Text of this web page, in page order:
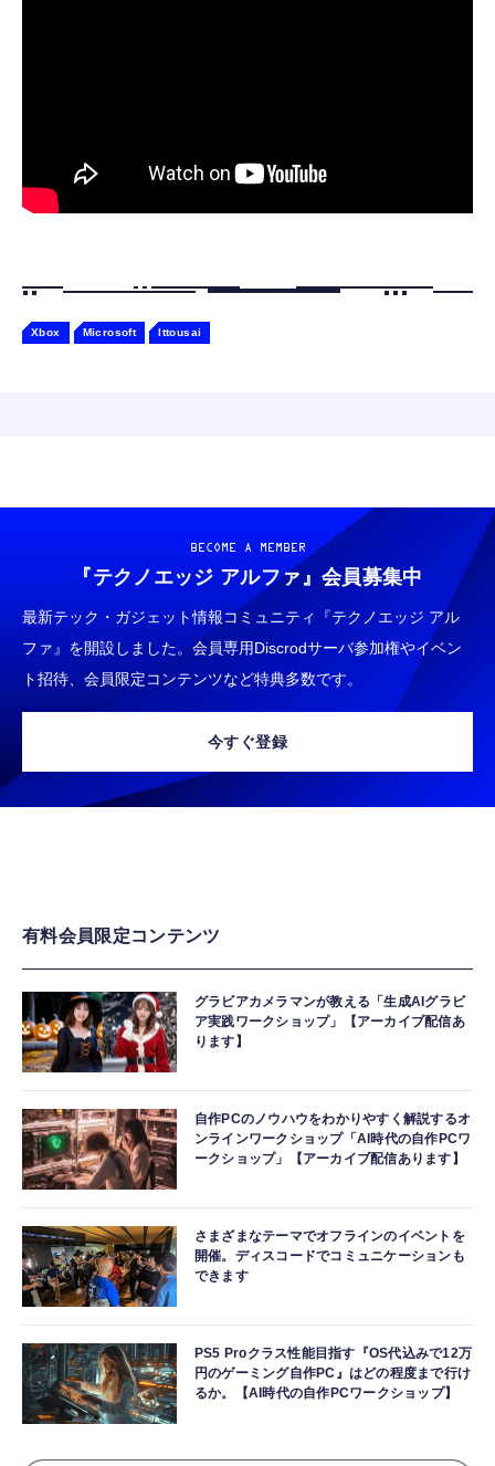
Xbox Microsoft Ittousai
BECOME A MEMBER
『テクノエッジ アルファ』 会員募集中
最新テック・ガジェット情報コミュニティ『テクノエッジ アル
ファ』を開設しました。会員専用Discrodサーバ参加権やイベン
ト招待、会員限定コンテンツなど特典多数です。
今すぐ登録
有料会員限定コンテンツ
グラビアカメラマンが教える「生成AIグラビ
ア実践ワークショップ」【アーカイブ配信あ
ります】
自作PCのノウハウをわかりやすく解説するオ
ンラインワークショップ「AI時代の自作PCワ
ークショップ」【アーカイブ配信あります】
さまざまなテーマでオフラインのイベントを
開催。ディスコードでコミュニケーションも
できます
PS5 Proクラス性能目指す『OS代込みで12万
円のゲーミング自作PC』はどの程度まで行け
るか。【AI時代の自作PCワークショップ】